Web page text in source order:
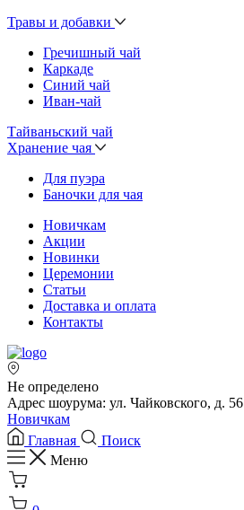
Травы и добавки
Гречишный чай
Каркаде
Синий чай
Иван-чай
Тайваньский чай
Хранение чая
Для пуэра
Баночки для чая
Новичкам
Акции
Новинки
Церемонии
Статьи
Доставка и оплата
Контакты
Не определено
Адрес шоурума: ул. Чайковского, д. 56
Новичкам
Главная
Поиск
Меню